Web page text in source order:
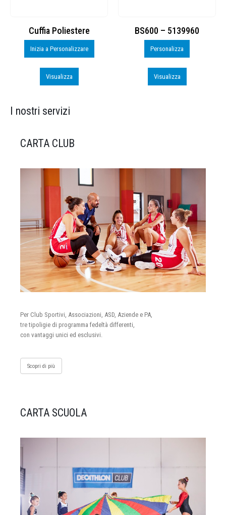
Cuffia Poliestere
Inizia a Personalizzare
Visualizza
BS600 – 5139960
Personalizza
Visualizza
I nostri servizi
CARTA CLUB
Per Club Sportivi, Associazioni, ASD, Aziende e PA,
tre tipoligie di programma fedeltà differenti,
con vantaggi unici ed esclusivi.
Scopri di più
CARTA SCUOLA